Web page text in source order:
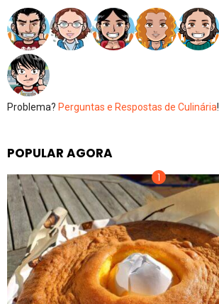
Problema? Perguntas e Respostas de Culinária!
POPULAR AGORA